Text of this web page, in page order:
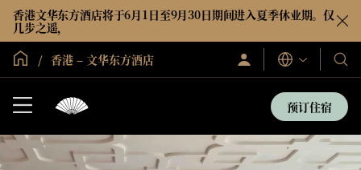
香港文华东方酒店将于6月1日至9月30日期间进入夏季休业期。仅
几步之遥，
全球首页
香港 – 文华东方酒店
登
录/
语
言
我
们
的
酒
和
度
预订住宿